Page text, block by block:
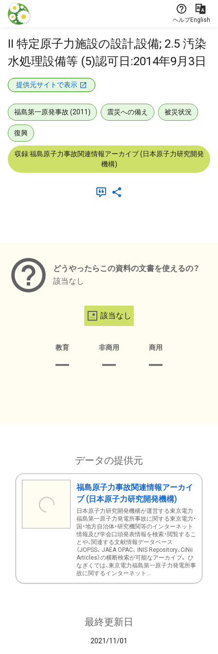
本文に飛ぶ
ヘルプEnglish
II 特定原子力施設の設計,設備; 2.5 汚染
水処理設備等 (5)認可日:2014年9月3日
提供元サイトで表示
福島第一原発事故 (2011) 震災への備え 被災状況
復興
収録:福島原子力事故関連情報アーカイブ (日本原子力研究開発
機構)
どうやったらこの資料の文書を使えるの？
該当なし
該当なし
教育 非商用 商用
データの提供元
福島原子力事故関連情報アーカイ
ブ (日本原子力研究開発機構)
日本原子力研究開発機構が運営する東京電力
福島第一原子力発電所事故に関する東京電力・
国・地方自治体・研究機関等のインターネット
情報及び学会口頭発表情報を検索・閲覧するこ
とや、関連する文献情報データベース
（JOPSS、 JAEA OPAC、 INIS Repository、CiNii
Articles）の横断検索が可能なアーカイブ。 ひ
なぎくでは、東京電力福島第一原子力発電所事
故に関するインターネット...
最終更新日
2021/11/01